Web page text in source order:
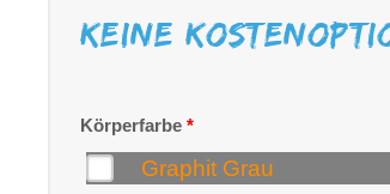
Keine
Körperfarbe *
Graphit Grau